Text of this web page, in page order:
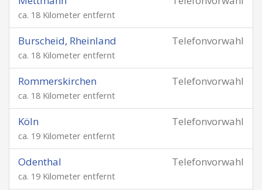
ca. 18 Kilometer entfernt
Telefonvorwahl
Burscheid, Rheinland
ca. 18 Kilometer entfernt
Telefonvorwahl
Rommerskirchen
ca. 18 Kilometer entfernt
Telefonvorwahl
Köln
ca. 19 Kilometer entfernt
Telefonvorwahl
Odenthal
ca. 19 Kilometer entfernt